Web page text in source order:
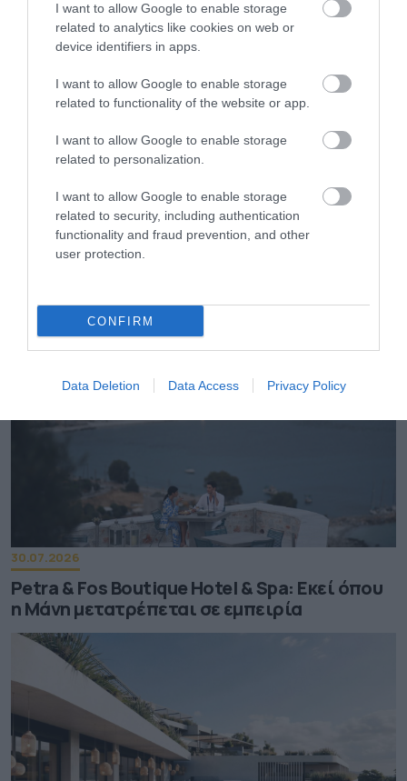
I want to allow Google to enable storage
related to analytics like cookies on web or
device identifiers in apps.
I want to allow Google to enable storage
related to functionality of the website or app.
I want to allow Google to enable storage
related to personalization.
I want to allow Google to enable storage
related to security, including authentication
functionality and fraud prevention, and other
user protection.
CONFIRM
Data Deletion Data Access Privacy Policy
31.07.2026
Η ανατροπή στις προτιμήσεις των ξένων
30.07.2026
Petra & Fos Boutique Hotel & Spa: Εκεί όπου
η Μάνη μετατρέπεται σε εμπειρία